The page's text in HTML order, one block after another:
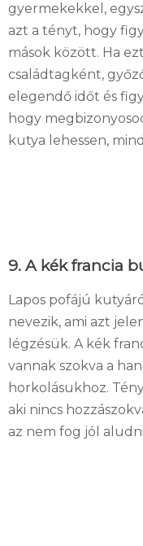
gyermekekkel,
azt a tényt, hogy
mások között. Ha
családtagként,
elegendő időt és
hogy
kutya lehessen,
9. A kék francia
Lapos pofájú
nevezik, ami azt
légzésük. A kék
vannak szokva a
horkolásukhoz.
aki nincs
az nem fog jól